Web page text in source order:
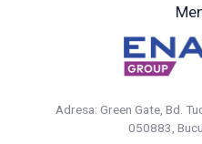
Adresa: Green Gate, Bd.
050883,